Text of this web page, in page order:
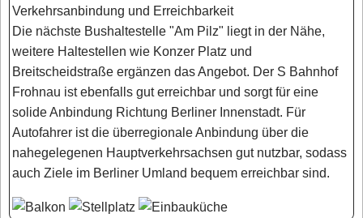
Verkehrsanbindung und Erreichbarkeit
Die nächste Bushaltestelle "Am Pilz" liegt in der Nähe,
weitere Haltestellen wie Konzer Platz und
Breitscheidstraße ergänzen das Angebot. Der S Bahnhof
Frohnau ist ebenfalls gut erreichbar und sorgt für eine
solide Anbindung Richtung Berliner Innenstadt. Für
Autofahrer ist die überregionale Anbindung über die
nahegelegenen Hauptverkehrsachsen gut nutzbar, sodass
auch Ziele im Berliner Umland bequem erreichbar sind.